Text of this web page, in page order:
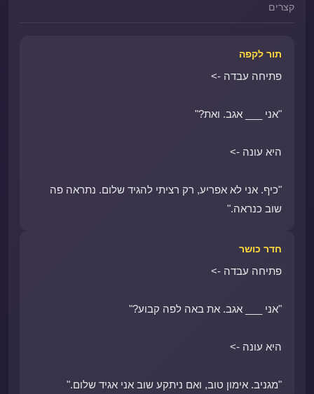
קצרים
תור לקפה
פתיחה עבדה ->
"אני ___ אגב. ואת?"
היא עונה ->
"כיף. אני לא אפריע, רק רציתי להגיד שלום. נתראה פה
שוב כנראה."
חדר כושר
פתיחה עבדה ->
"אני ___ אגב. את באה לפה קבוע?"
היא עונה ->
"מגניב. אימון טוב, ואם ניתקע שוב אני אגיד שלום."